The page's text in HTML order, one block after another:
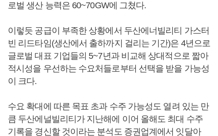
로벌 생산 능력은 60~70GW에 그쳤다.
이렇듯 공급이 부족한 상황에서 두산에너빌리티 가스터
빈 리드타임(생산에서 출하까지 걸리는 기간)은 4년으로
글로벌 대표 기업들의 5~7년과 비교해 상대적으로 짧아
적시성을 우선하는 수요처들로부터 선택을 받을 가능성
이 크다.
수요 확대에 따른 목표 초과 수주 가능성도 열려 있는 만
큼 두산에널빌리티가 지난해에 이어 올해도 최대 수주
기록을 경신할 것이라는 분석도 증권업계에서 잇달아